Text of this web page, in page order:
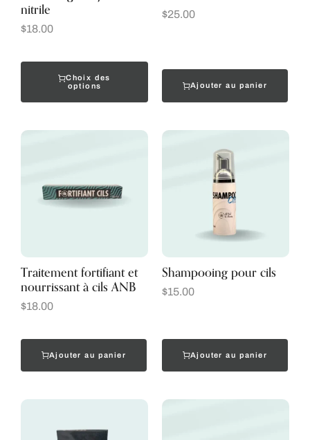
nitrile
$18.00
Choix des
options
$25.00
Ajouter au panier
Traitement fortifiant et
nourrissant à cils ANB
$18.00
Ajouter au panier
Shampooing pour cils
$15.00
Ajouter au panier